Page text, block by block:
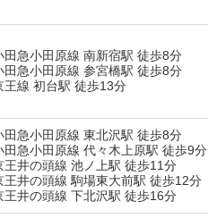
田急小田原線 南新宿駅 徒歩8分
田急小田原線 参宮橋駅 徒歩8分
王線 初台駅 徒歩13分
田急小田原線 東北沢駅 徒歩8分
田急小田原線 代々木上原駅 徒歩9分
王井の頭線 池ノ上駅 徒歩11分
王井の頭線 駒場東大前駅 徒歩12分
王井の頭線 下北沢駅 徒歩16分